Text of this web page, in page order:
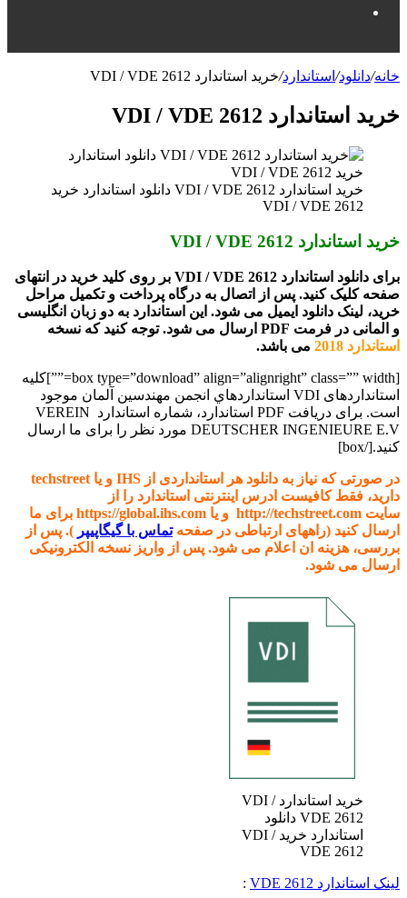
خانه/دانلود/ استاندارد/خرید استاندارد VDI / VDE 2612
خرید استاندارد VDI / VDE 2612
خرید استاندارد VDI / VDE 2612 دانلود استاندارد خرید
VDI / VDE 2612
خرید استاندارد VDI / VDE 2612
برای دانلود استاندارد VDI / VDE 2612 بر روی کلید خرید در انتهای
صفحه کلیک کنید. پس از اتصال به درگاه پرداخت و تکمیل مراحل
خرید، لینک دانلود ایمیل می شود. این استاندارد به دو زبان انگلیسی
و المانی در فرمت PDF ارسال می شود. توجه کنید که نسخه
استاندارد 2018
می باشد.
[box type=”download” align=”alignright” class=”” width=””]کلیه
استانداردهای VDI استانداردهاي انجمن مهندسين آلمان موجود
است. برای دریافت PDF استاندارد، شماره استاندارد VEREIN
DEUTSCHER INGENIEURE E.V مورد نظر را برای ما ارسال
کنید.[/box]
در صورتی که نیاز به دانلود هر استانداردی از IHS و یا techstreet
دارید، فقط کافیست ادرس اینترنتی استاندارد را از
سایت http://techstreet.com و یا https://global.ihs.com برای ما
ارسال کنید (راههای ارتباطی در صفحهتماس با گیگاپیپر ). پس از
بررسی، هزینه ان اعلام می شود. پس از واریز نسخه الکترونیکی
ارسال می شود.
خرید استاندارد VDI /
VDE 2612 دانلود
استاندارد خرید VDI /
VDE 2612
لینک استاندارد VDE 2612 :